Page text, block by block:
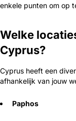
enkele punten om op
Welke
Cyprus?
Cyprus heeft een
afhankelijk van jouw
Paphos